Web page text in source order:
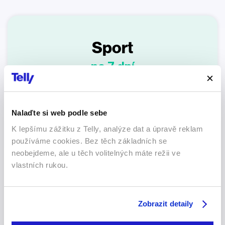
Nalaďte si web podle sebe
K lepšímu zážitku z Telly, analýze dat a úpravě reklam
používáme cookies. Bez těch základních se
neobejdeme, ale u těch volitelných máte režii ve
vlastních rukou.
Zobrazit detaily
Sport
na 7 dní
35 sportovních soutěží
340 Kč